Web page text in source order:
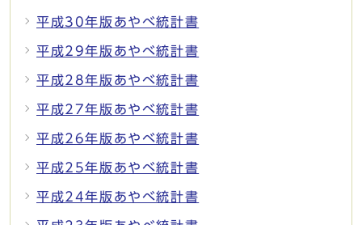
平成30年版あやべ統計書
平成29年版あやべ統計書
平成28年版あやべ統計書
平成27年版あやべ統計書
平成26年版あやべ統計書
平成25年版あやべ統計書
平成24年版あやべ統計書